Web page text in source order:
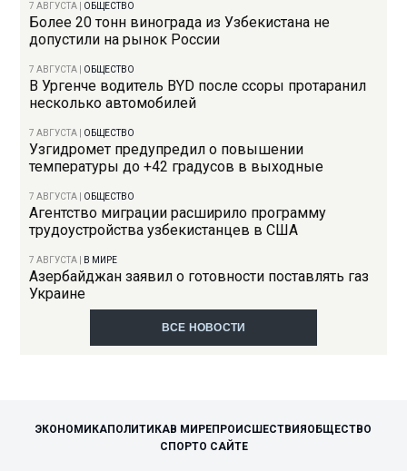
7 АВГУСТА ОБЩЕСТВО
Более 20 тонн винограда из Узбекистана не
допустили на рынок России
7 АВГУСТА ОБЩЕСТВО
В Ургенче водитель BYD после ссоры протаранил
несколько автомобилей
7 АВГУСТА ОБЩЕСТВО
Узгидромет предупредил о повышении
температуры до +42 градусов в выходные
7 АВГУСТА ОБЩЕСТВО
Агентство миграции расширило программу
трудоустройства узбекистанцев в США
7 АВГУСТА В МИРЕ
Азербайджан заявил о готовности поставлять газ
Украине
ВСЕ НОВОСТИ
ЭКОНОМИКАПОЛИТИКАВ МИРЕПРОИСШЕСТВИЯ ОБЩЕСТВО
СПОРТО САЙТЕ